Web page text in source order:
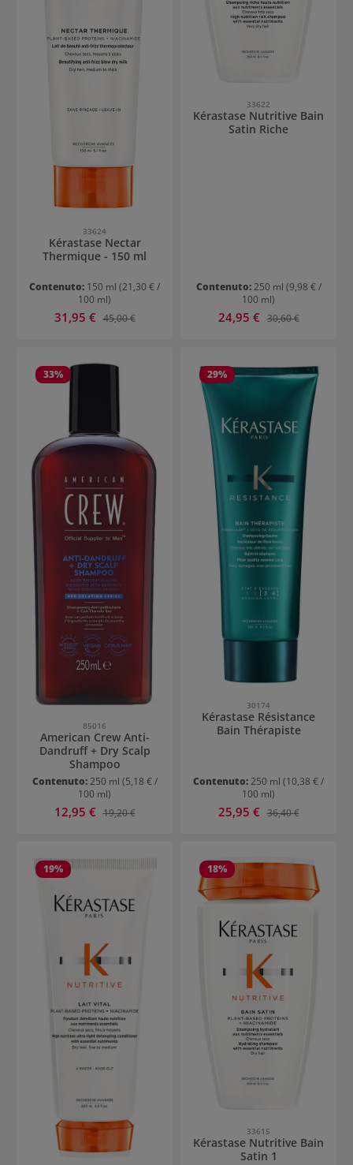
33624
Kérastase Nectar
Thermique - 150 ml
Contenuto: 150 ml (21,30 € /
100 ml)
Prezzo di vendita:
31,95 € Prezzo normale:
45,00 €
33622
Kérastase Nutritive Bain
Satin Riche
Contenuto:250 ml (9,98 € /
100 ml)
Prezzo di vendita:
24,95 € Prezzo normale:
30,60 €
33%
85016
American Crew Anti-
Dandruff + Dry Scalp
Shampoo
Contenuto:250 ml (5,18 € /
100 ml)
Prezzo di vendita:
12,95 € Prezzo normale:
19,20 €
29%
30174
Kérastase Résistance
Bain Thérapiste
Contenuto:250 ml (10,38 € /
100 ml)
Prezzo di vendita:
25,95 € Prezzo normale:
36,40 €
19% 18%
33615
Kérastase Nutritive Bain
Satin 1